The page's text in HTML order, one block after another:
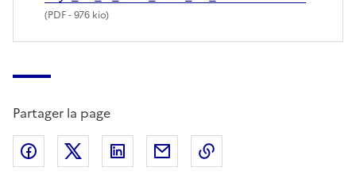
(PDF- 976 kio)
Partager la page
Partager sur Facebook
Partager sur X (anciennement Twitter)
Partager sur LinkedIn
Partager par email